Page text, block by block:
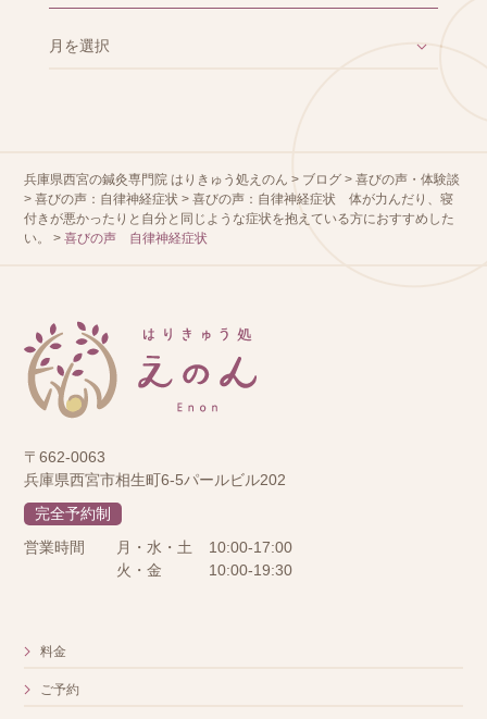
兵庫県西宮の鍼灸専門院 はりきゅう処えのん > ブログ >喜びの声・体験談
>喜びの声：自律神経症状 >喜びの声：自律神経症状 体が力んだり、寝
付きが悪かったりと自分と同じような症状を抱えている方におすすめした
い。
>喜びの声 自律神経症状
〒662-0063
兵庫県西宮市相生町6-5パールビル202
完全予約制
営業時間
月・水・土
10:00-17:00
火・金
10:00-19:30
料金
ご予約